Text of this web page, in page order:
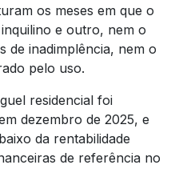
os meses em que o
e outro, nem o
de inadimplência, nem o
pelo uso.
residencial foi
dezembro de 2025, e
da rentabilidade
de referência no